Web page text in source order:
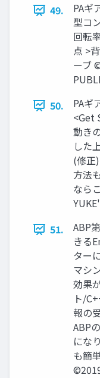
49.
PAギ
型コ
回転
点 >
ーブ
50.
PAギ
<Get
動き
した
(修正
方法
なら
51.
ABP
きる
ター
マシ
効果
ト/
報の
ABP
にな
も簡